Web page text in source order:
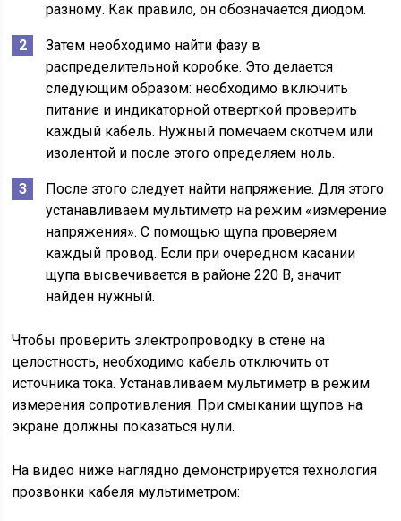
разному. Как правило, он обозначается диодом.
Затем необходимо найти фазу в
распределительной коробке. Это делается
следующим образом: необходимо включить
питание и индикаторной отверткой проверить
каждый кабель. Нужный помечаем скотчем или
изолентой и после этого определяем ноль.
После этого следует найти напряжение. Для этого
устанавливаем мультиметр на режим «измерение
напряжения». С помощью щупа проверяем
каждый провод. Если при очередном касании
щупа высвечивается в районе 220 В, значит
найден нужный.
Чтобы проверить электропроводку в стене на
целостность, необходимо кабель отключить от
источника тока. Устанавливаем мультиметр в режим
измерения сопротивления. При смыкании щупов на
экране должны показаться нули.
На видео ниже наглядно демонстрируется технология
прозвонки кабеля мультиметром: